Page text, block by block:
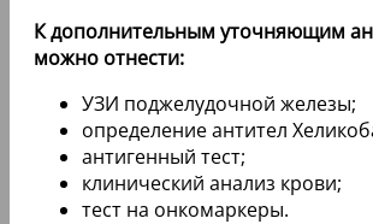
К дополнительным уточняющим
можно отнести:
УЗИ поджелудочной железы;
определение антител
антигенный тест;
клинический анализ крови;
тест на онкомаркеры.